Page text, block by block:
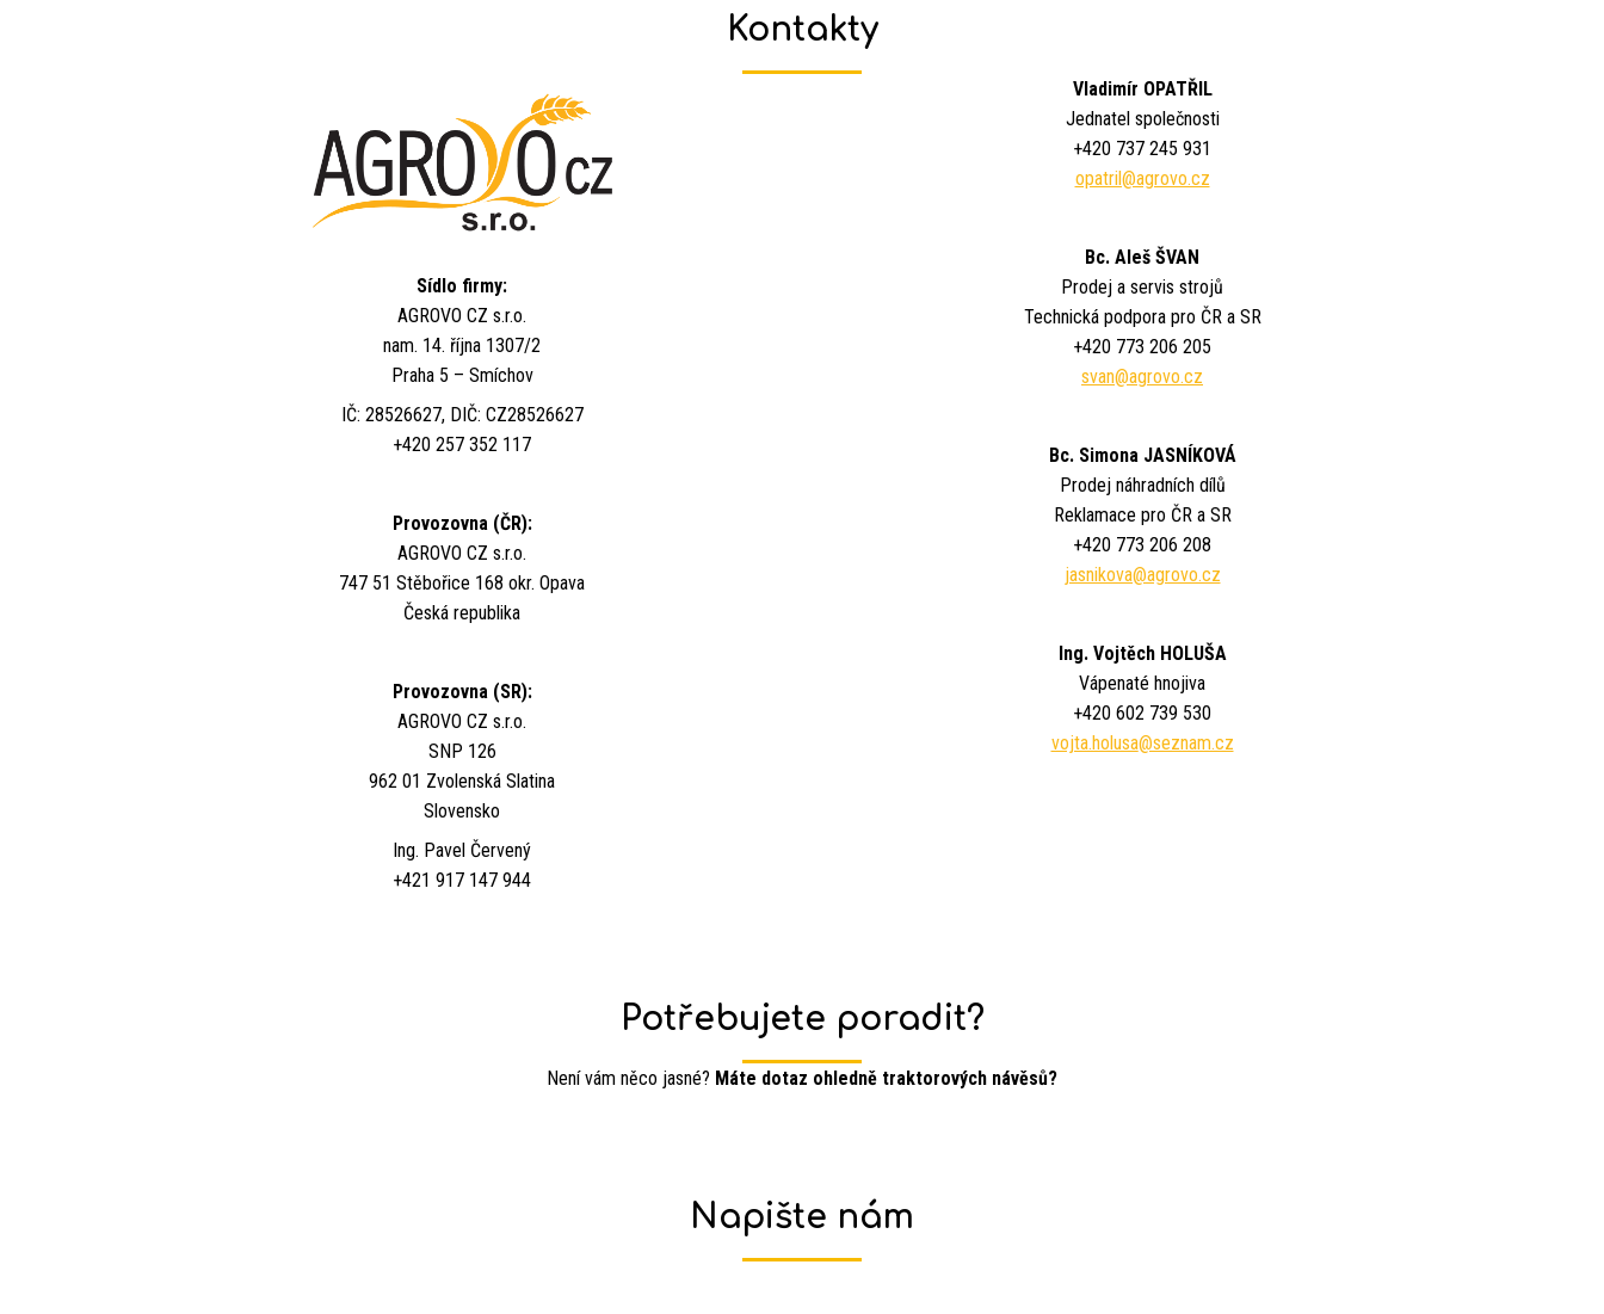
Kontakty
Sídlo firmy:
AGROVO CZ s.r.o.
nam. 14. října 1307/2
Praha 5 – Smíchov
IČ: 28526627, DIČ: CZ28526627
+420 257 352 117
Provozovna (ČR):
AGROVO CZ s.r.o.
747 51 Stěbořice 168 okr. Opava
Česká republika
Provozovna (SR):
AGROVO CZ s.r.o.
SNP 126
962 01 Zvolenská Slatina
Slovensko
Ing. Pavel Červený
+421 917 147 944
Vladimír OPATŘIL
Jednatel společnosti
+420 737 245 931
opatril@agrovo.cz
Bc. Aleš ŠVAN
Prodej a servis strojů
Technická podpora pro ČR a SR
+420 773 206 205
svan@agrovo.cz
Bc. Simona JASNÍKOVÁ
Prodej náhradních dílů
Reklamace pro ČR a SR
+420 773 206 208
jasnikova@agrovo.cz
Ing. Vojtěch HOLUŠA
Vápenaté hnojiva
+420 602 739 530
vojta.holusa@seznam.cz
Potřebujete poradit?
Není vám něco jasné? Máte dotaz ohledně traktorových návěsů?
Napište nám